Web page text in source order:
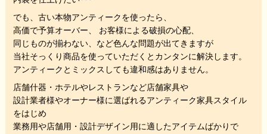
でも、 古い本物アンティークを使ったら、
高価で予算オーバー、 お客様による破損の心配、
同じものが揃わない、 など色んな問題が出てきますが
当社そっくり商品を使っていただくと カンタンに解決します。
アンティークとミックスしても違和感はありません。
店舗什器・ホテルやレストランなど店舗家具や
設計業者様やオーナー様に選ばれるアンティーク家具スタイル
をはじめ
業務用や店舗用・設計デザイン用に適したアイテムばかりで